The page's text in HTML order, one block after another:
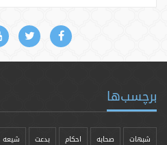
برچسب‌ها
شبهات صحابه احکام بدعت شیعه